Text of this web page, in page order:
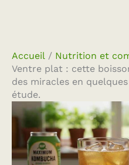
Accueil
Nutrition et
Ventre plat : cette
des miracles en
étude.